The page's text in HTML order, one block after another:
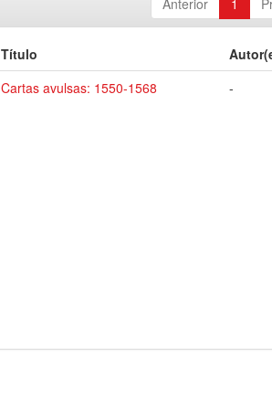
Anterior 1
Título
Cartas avulsas: 1550-1568 -